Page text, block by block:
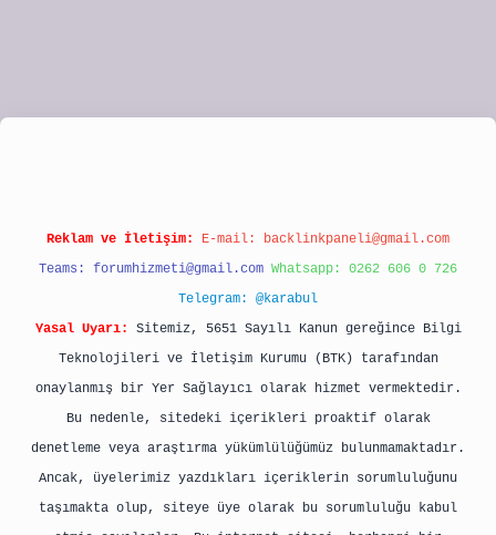
Reklam ve İletişim: E-mail: backlinkpaneli@gmail.com
Teams: forumhizmeti@gmail.com Whatsapp: 0262 606 0 726
Telegram: @karabul
Yasal Uyarı:
Sitemiz, 5651 Sayılı Kanun gereğince Bilgi
Teknolojileri ve İletişim Kurumu (BTK) tarafından
onaylanmış bir Yer Sağlayıcı olarak hizmet vermektedir.
Bu nedenle, sitedeki içerikleri proaktif olarak
denetleme veya araştırma yükümlülüğümüz bulunmamaktadır.
Ancak, üyelerimiz yazdıkları içeriklerin sorumluluğunu
taşımakta olup, siteye üye olarak bu sorumluluğu kabul